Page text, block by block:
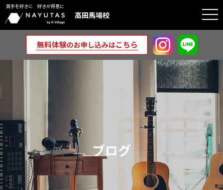
苦手を好きに 好きが得意に
高田馬場校
ブログ